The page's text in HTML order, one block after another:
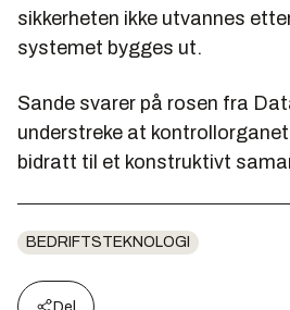
sikkerheten ikke utvannes
systemet bygges ut.
Sande svarer på rosen fra
understreke at
bidratt til et konstruktivt
BEDRIFTSTEKNOLOGI